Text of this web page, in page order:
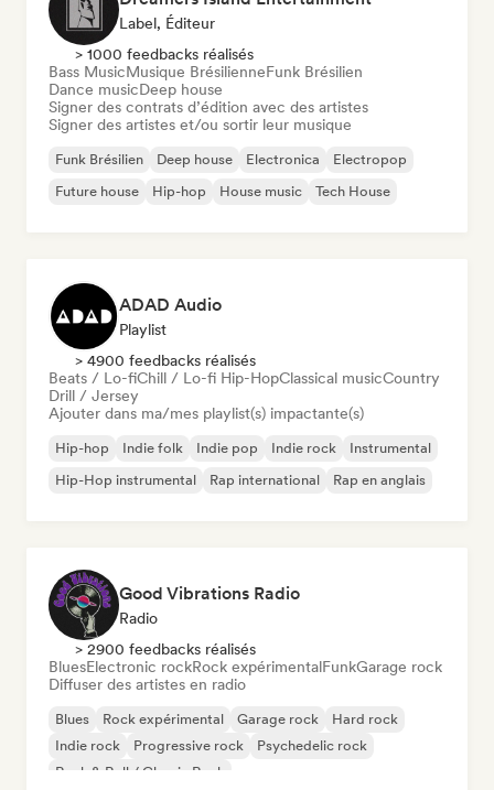
Label, Éditeur
> 1000 feedbacks réalisés
Bass MusicMusique BrésilienneFunk Brésilien
Dance musicDeep house
Signer des contrats d’édition avec des artistes
Signer des artistes et/ou sortir leur musique
Funk Brésilien Deep house Electronica
Electropop
Future house
Hip-hop House music Tech House
ADAD Audio
Playlist
> 4900 feedbacks réalisés
Beats / Lo-fiChill / Lo-fi Hip-HopClassical musicCountry
Drill / Jersey
Ajouter dans ma/mes playlist(s) impactante(s)
Hip-hop Indie folk Indie pop Indie rock
Instrumental
Hip-Hop instrumental
Rap international Rap en anglais
Good Vibrations Radio
Radio
> 2900 feedbacks réalisés
BluesElectronic rockRock expérimentalFunkGarage rock
Diffuser des artistes en radio
Blues Rock expérimental Garage rock
Hard rock
Indie rock
Progressive rock
Psychedelic rock
Rock & Roll / Classic Rock